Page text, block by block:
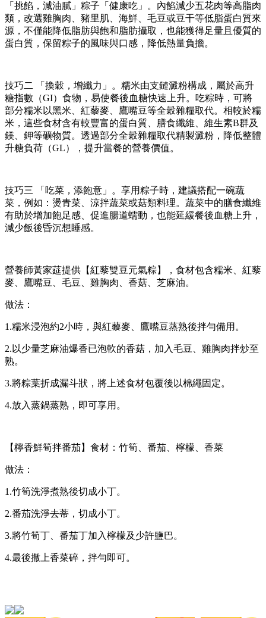
「挑餡，減油膩」粽子「健康吃」。內餡減少五花肉等高脂肉
類，改選雞胸肉、豬里肌、海鮮、毛豆或豆干等低脂蛋白質來
源，不僅能降低脂肪與飽和脂肪攝取，也能獲得足量且優質的
蛋白質，保留粽子的風味與口感，降低熱量負擔。
技巧二 「換穀，增纖力」。糯米由支鏈澱粉構成，屬於高升
糖指數（GI）食物，易使餐後血糖快速上升。吃粽時，可將
部分糯米以黑米、紅藜麥、鷹嘴豆等全穀雜糧取代。相較於糯
米，這些食材含有較豐富的蛋白質、膳食纖維、維生素B群及
鎂、鉀等礦物質。透過部分全穀雜糧取代精製澱粉，降低整體
升糖負荷（GL），提升當餐的營養價值。
技巧三 「吃菜，添飽意」。享用粽子時，建議搭配一碗蔬
菜，例如：燙青菜、涼拌蔬菜或菇類料理。蔬菜中的膳食纖維
有助於增加飽足感、促進腸道蠕動，也能延緩餐後血糖上升，
減少飯後昏沉想睡感。
營養師黃家莚提供【紅藜雙豆元氣粽】，食材包含糯米、紅藜
麥、鷹嘴豆、毛豆、雞胸肉、香菇、芝麻油。
做法：
1.糯米浸泡約2小時，與紅藜麥、鷹嘴豆蒸熟後拌勻備用。
2.以少量芝麻油爆香已泡軟的香菇，加入毛豆、雞胸肉拌炒至
熟。
3.將粽葉折成漏斗狀，將上述食材包覆後以棉繩固定。
4.放入蒸鍋蒸熟，即可享用。
【檸香鮮筍拌番茄】食材：竹筍、番茄、檸檬、香菜
做法：
1.竹筍洗淨煮熟後切成小丁。
2.番茄洗淨去蒂，切成小丁。
3.將竹筍丁、番茄丁加入檸檬及少許鹽巴。
4.最後撒上香菜碎，拌勻即可。